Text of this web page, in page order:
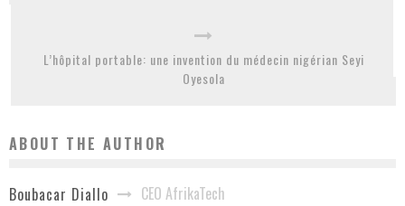
L’hôpital portable: une invention du médecin nigérian Seyi
Oyesola
ABOUT THE AUTHOR
Boubacar Diallo CEO AfrikaTech